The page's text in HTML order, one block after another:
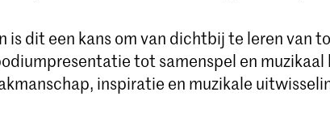
is dit een kans om van dichtbij te leren van
tot samenspel en muzikaal
inspiratie en muzikale